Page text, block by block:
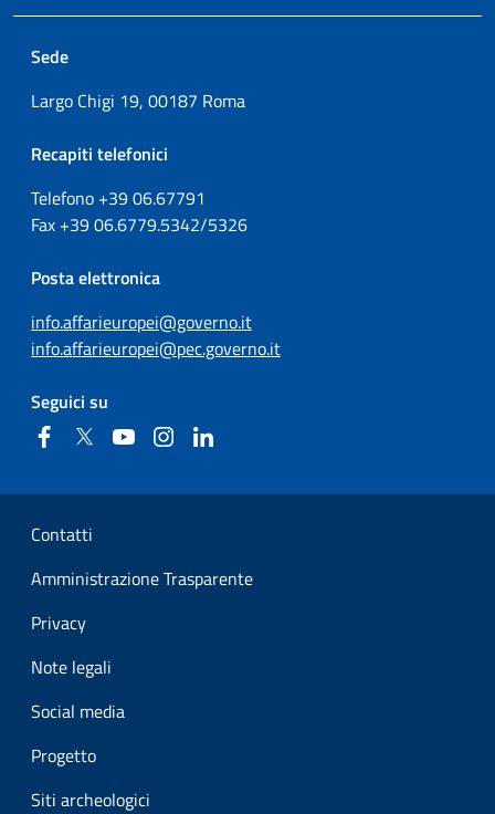
Sede
Largo Chigi 19, 00187 Roma
Recapiti telefonici
Telefono +3906.67791
Fax +3906.6779.5342/5326
Posta elettronica
info.affarieuropei@governo.it
info.affarieuropei@pec.governo.it
Seguici su
FacebookTwitter YouTubeInstagram
Sezione Link Utili
Contatti
Amministrazione Trasparente
Privacy
Note legali
Social media
Progetto
Siti archeologici